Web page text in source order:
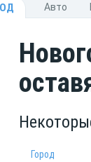
Авто
Город